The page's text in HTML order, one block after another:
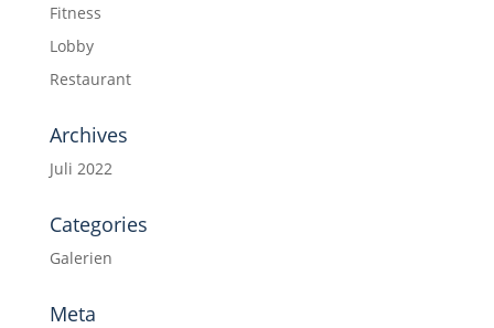
Fitness
Lobby
Restaurant
Archives
Juli 2022
Categories
Galerien
Meta